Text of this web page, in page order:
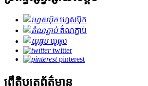
ហ្វេសប៊ុក
តំណភ្ជាប់
យូធូប
twitter
pinterest
ព្រឹត្តិបត្រព័ត៌មាន